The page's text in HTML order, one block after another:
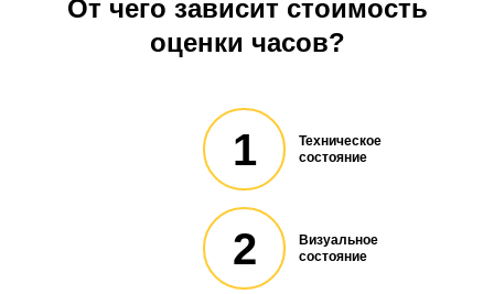
От чего зависит стоимость
оценки часов?
1
Техническое
состояние
2
Визуальное
состояние